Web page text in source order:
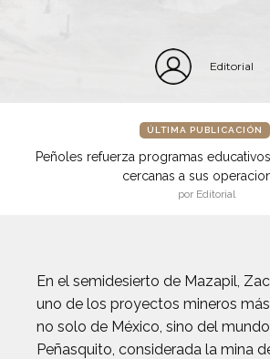
Editorial
ÚLTIMA PUBLICACIÓN
Peñoles refuerza programas
cercanas a sus
por Editorial
En el semidesierto de Mazapil,
uno de los proyectos mineros
no solo de México, sino del
Peñasquito, considerada la mina